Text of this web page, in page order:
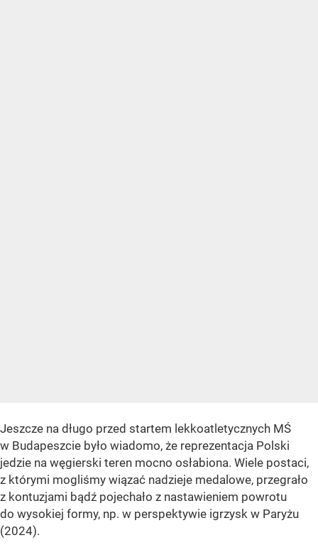
Jeszcze na długo przed startem lekkoatletycznych MŚ
w Budapeszcie było wiadomo, że reprezentacja Polski
jedzie na węgierski teren mocno osłabiona. Wiele postaci,
z którymi mogliśmy wiązać nadzieje medalowe, przegrało
z kontuzjami bądź pojechało z nastawieniem powrotu
do wysokiej formy, np. w perspektywie igrzysk w Paryżu
(2024).